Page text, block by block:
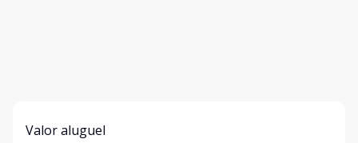
Valor aluguel